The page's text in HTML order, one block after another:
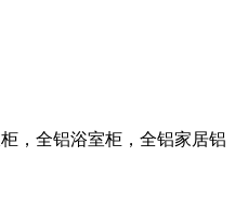
，全铝浴室柜，全铝家居铝